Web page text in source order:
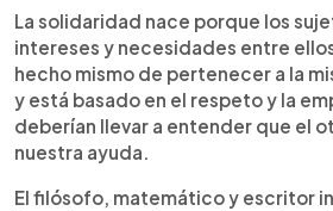
La solidaridad nace porque los
intereses y necesidades entre
hecho mismo de pertenecer a la
y está basado en el respeto y la
deberían llevar a entender que el
nuestra ayuda.
El filósofo, matemático y escritor